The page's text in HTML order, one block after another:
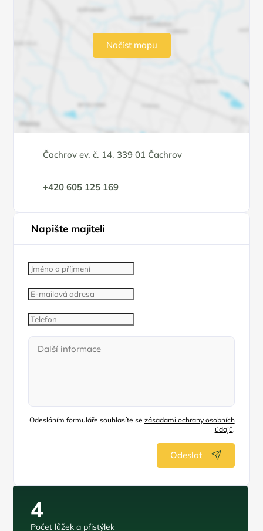
Načíst mapu
Čachrov ev. č. 14, 339 01 Čachrov
+420 605 125 169
Napište majiteli
Odesláním formuláře souhlasíte se zásadami ochrany osobních
údajů.
Odeslat
4
Počet lůžek a přistýlek